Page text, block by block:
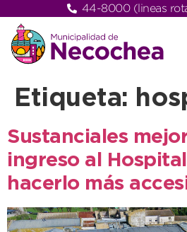
44-8000 (lineas
Etiqueta:
Sustanciales
ingreso al
hacerlo más